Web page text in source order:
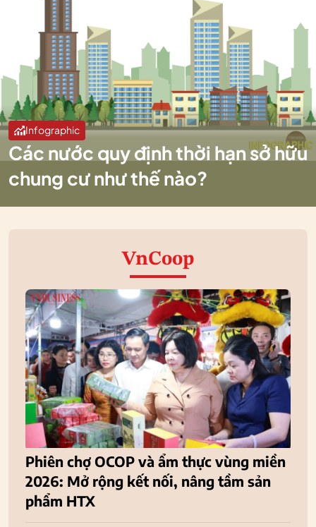
Infographic
Các nước quy định thời hạn sở hữu
chung cư như thế nào?
VnCoop
Phiên chợ OCOP và ẩm thực vùng miền
2026: Mở rộng kết nối, nâng tầm sản
phẩm HTX